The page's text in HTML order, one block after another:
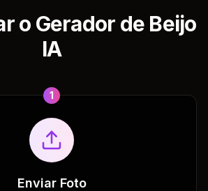
o Gerador de Beijo
IA
1
Enviar Foto